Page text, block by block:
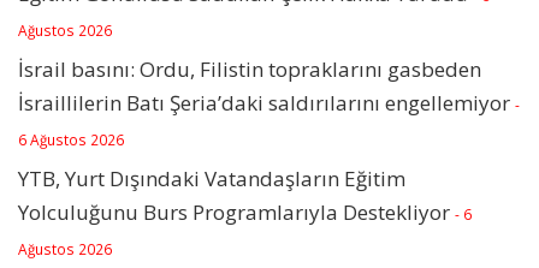
Ağustos 2026
İsrail basını: Ordu, Filistin topraklarını gasbeden
İsraillilerin Batı Şeria’daki saldırılarını engellemiyor -
6 Ağustos 2026
YTB, Yurt Dışındaki Vatandaşların Eğitim
Yolculuğunu Burs Programlarıyla Destekliyor - 6
Ağustos 2026